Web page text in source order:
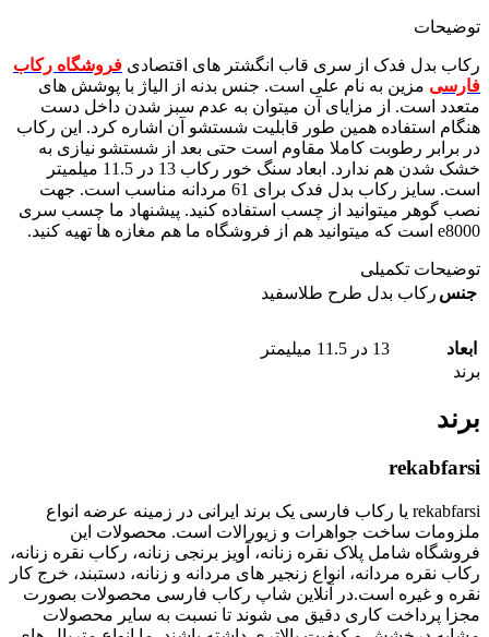
توضیحات
رکاب بدل فدک از سری قاب انگشتر های اقتصادی فروشگاه رکاب
فارسی مزین به نام علی است. جنس بدنه از الیاژ با پوشش های
متعدد است. از مزایای آن میتوان به عدم سبز شدن داخل دست
هنگام استفاده همین طور قابلیت شستشو آن اشاره کرد. این رکاب
در برابر رطوبت کاملا مقاوم است حتی بعد از شستشو نیازی به
خشک شدن هم ندارد. ابعاد سنگ خور رکاب 13 در 11.5 میلمیتر
است. سایز رکاب بدل فدک برای 61 مردانه مناسب است. جهت
نصب گوهر میتوانید از چسب استفاده کنید. پیشنهاد ما چسب سری
e8000 است که میتوانید هم از فروشگاه ما هم مغازه ها تهیه کنید.
توضیحات تکمیلی
جنس رکاب بدل طرح طلاسفید
ابعاد
13 در 11.5 میلیمتر
برند
برند
rekabfarsi
rekabfarsi یا رکاب فارسی یک برند ایرانی در زمینه عرضه انواع
ملزومات ساخت جواهرات و زیورالات است. محصولات این
فروشگاه شامل پلاک نقره زنانه، آویز برنجی زنانه، رکاب نقره زنانه،
رکاب نقره مردانه، انواع زنجیر های مردانه و زنانه، دستبند، خرج کار
نقره و غیره است.در آنلاین شاپ رکاب فارسی محصولات بصورت
مجزا پرداخت کاری دقیق می شوند تا نسبت به سایر محصولات